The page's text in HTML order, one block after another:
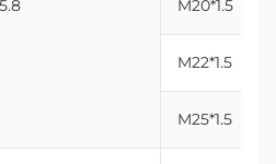
M20*1.5
M22*1.5
M25*1.5